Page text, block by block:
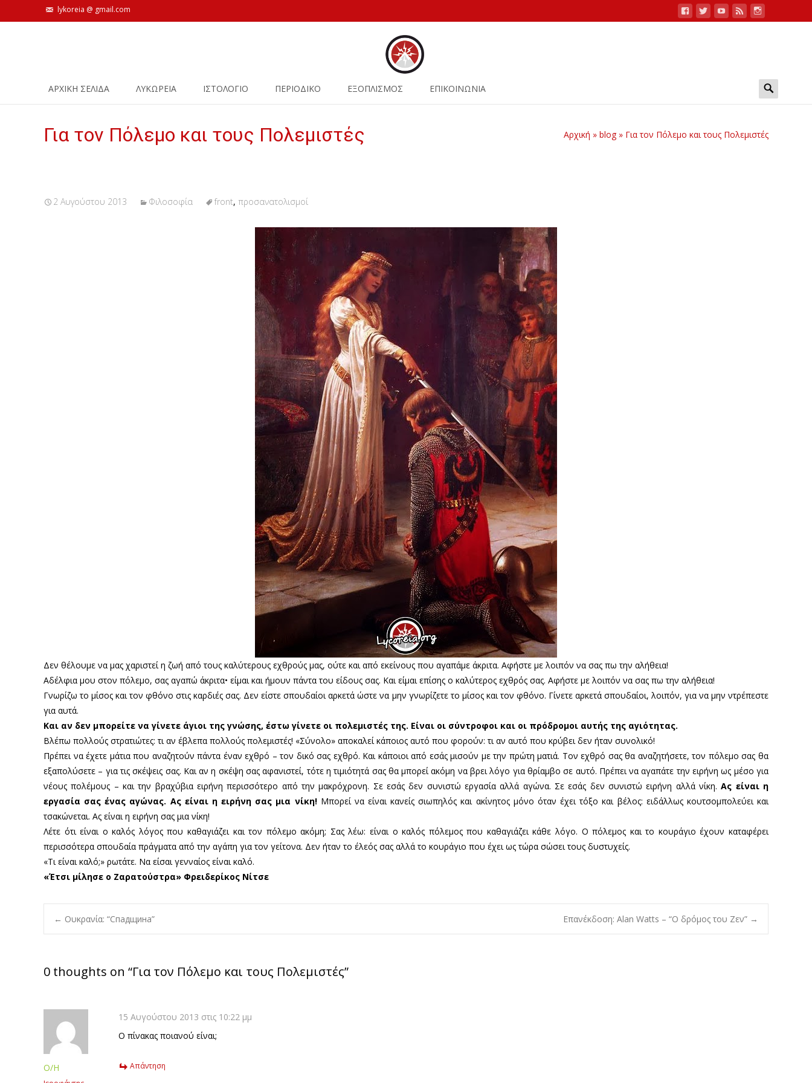
lykoreia @ gmail.com
ΑΡΧΙΚΗ ΣΕΛΙΔΑ ΛΥΚΩΡΕΙΑ ΙΣΤΟΛΌΓΙΟ ΠΕΡΙΟΔΙΚΟ ΕΞΟΠΛΙΣΜΟΣ ΕΠΙΚΟΙΝΩΝΙΑ
Search
for:
Για τον Πόλεμο και τους Πολεμιστές Αρχική » blog » Για τον Πόλεμο και τους Πολεμιστές
2 Αυγούστου 2013 Φιλοσοφία front, προσανατολισμοί
Δεν θέλουμε να μας χαριστεί η ζωή από τους καλύτερους εχθρούς μας, ούτε και από εκείνους που αγαπάμε άκριτα. Αφήστε με λοιπόν να σας πω την αλήθεια!
Αδέλφια μου στον πόλεμο, σας αγαπώ άκριτα• είμαι και ήμουν πάντα του είδους σας. Και είμαι επίσης ο καλύτερος εχθρός σας. Αφήστε με λοιπόν να σας πω την αλήθεια!
Γνωρίζω το μίσος και τον φθόνο στις καρδιές σας. Δεν είστε σπουδαίοι αρκετά ώστε να μην γνωρίζετε το μίσος και τον φθόνο. Γίνετε αρκετά σπουδαίοι, λοιπόν, για να μην ντρέπεστε
για αυτά.
Και αν δεν μπορείτε να γίνετε άγιοι της γνώσης, έστω γίνετε οι πολεμιστές της. Είναι οι σύντροφοι και οι πρόδρομοι αυτής της αγιότητας.
Βλέπω πολλούς στρατιώτες: τι αν έβλεπα πολλούς πολεμιστές! «Σύνολο» αποκαλεί κάποιος αυτό που φορούν: τι αν αυτό που κρύβει δεν ήταν συνολικό!
Πρέπει να έχετε μάτια που αναζητούν πάντα έναν εχθρό – τον δικό σας εχθρό. Και κάποιοι από εσάς μισούν με την πρώτη ματιά. Τον εχθρό σας θα αναζητήσετε, τον πόλεμο σας θα
εξαπολύσετε – για τις σκέψεις σας. Και αν η σκέψη σας αφανιστεί, τότε η τιμιότητά σας θα μπορεί ακόμη να βρει λόγο για θρίαμβο σε αυτό. Πρέπει να αγαπάτε την ειρήνη ως μέσο για
νέους πολέμους – και την βραχύβια ειρήνη περισσότερο από την μακρόχρονη. Σε εσάς δεν συνιστώ εργασία αλλά αγώνα. Σε εσάς δεν συνιστώ ειρήνη αλλά νίκη.Ας είναι η
εργασία σας ένας αγώνας. Ας είναι η ειρήνη σας μια νίκη!Μπορεί να είναι κανείς σιωπηλός και ακίνητος μόνο όταν έχει τόξο και βέλος: ειδάλλως κουτσομπολεύει και
τσακώνεται. Ας είναι η ειρήνη σας μια νίκη!
Λέτε ότι είναι ο καλός λόγος που καθαγιάζει και τον πόλεμο ακόμη; Σας λέω: είναι ο καλός πόλεμος που καθαγιάζει κάθε λόγο. Ο πόλεμος και το κουράγιο έχουν καταφέρει
περισσότερα σπουδαία πράγματα από την αγάπη για τον γείτονα. Δεν ήταν το έλεός σας αλλά το κουράγιο που έχει ως τώρα σώσει τους δυστυχείς.
«Τι είναι καλό;» ρωτάτε. Να είσαι γενναίος είναι καλό.
«Έτσι μίλησε ο Ζαρατούστρα» Φρειδερίκος Νίτσε
Post
navigation
← Ουκρανία: “Спадщина” Επανέκδοση: Alan Watts – “Ο δρόμος του Ζεν” →
0 thoughts on “Για τον Πόλεμο και τους Πολεμιστές”
Ο/Η
15 Αυγούστου 2013 στις 10:22 μμ
O πίνακας ποιανού είναι;
Απάντηση